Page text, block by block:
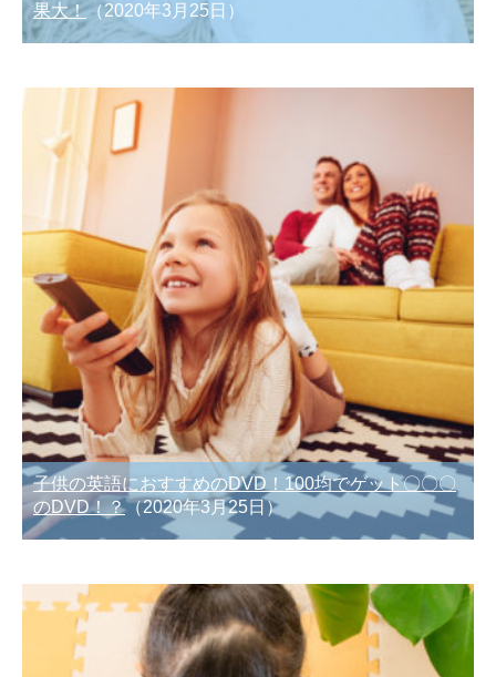
果大！（2020年3月25日）
子供の英語におすすめのDVD！100均でゲット〇〇〇
のDVD！？（2020年3月25日）